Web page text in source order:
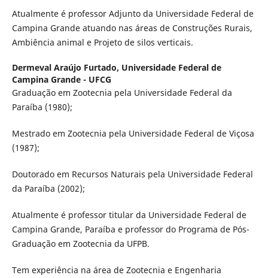
Atualmente é professor Adjunto da Universidade Federal de
Campina Grande atuando nas áreas de Construções Rurais,
Ambiência animal e Projeto de silos verticais.
Dermeval Araújo Furtado, Universidade Federal de
Campina Grande - UFCG
Graduação em Zootecnia pela Universidade Federal da
Paraíba (1980);
Mestrado em Zootecnia pela Universidade Federal de Viçosa
(1987);
Doutorado em Recursos Naturais pela Universidade Federal
da Paraíba (2002);
Atualmente é professor titular da Universidade Federal de
Campina Grande, Paraíba e professor do Programa de Pós-
Graduação em Zootecnia da UFPB.
Tem experiência na área de Zootecnia e Engenharia